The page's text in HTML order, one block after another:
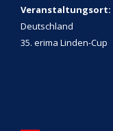
Veranstaltungsort:
Deutschland
35. erima Linden-Cup